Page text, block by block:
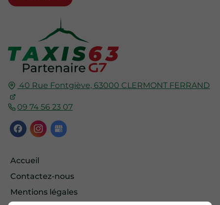
40 Rue Fontgiève, 63000 CLERMONT FERRAND
09 74 56 23 07
Accueil
Contactez-nous
Mentions légales